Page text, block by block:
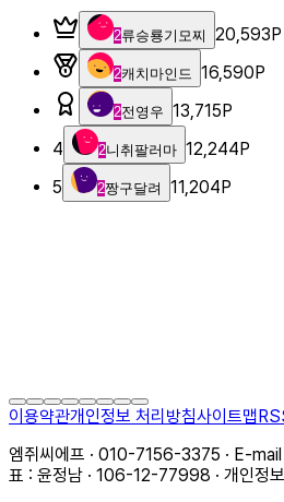
2류승룡기모찌 20,593P
2캐치마인드 16,590P
2전영우 13,715P
4
2니취팔러마 12,244P
5
2짱구달려 11,204P
이용약관개인정보 처리방침사이트맵
엠쥐씨에프 · 010-7156-3375 · E-mail
표 : 윤정남 · 106-12-77998 · 개인정